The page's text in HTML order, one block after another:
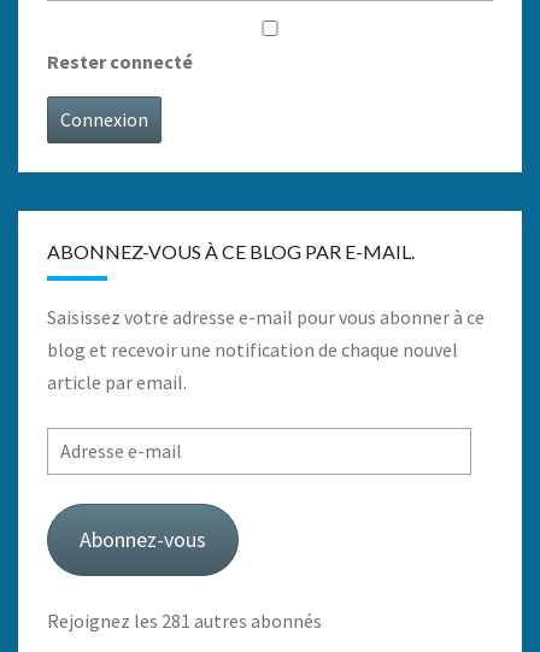
Rester connecté
Connexion
ABONNEZ-VOUS À CE BLOG PAR E-MAIL.
Saisissez votre adresse e-mail pour vous abonner à ce
blog et recevoir une notification de chaque nouvel
article par email.
Adresse
e-
mail
Abonnez-vous
Rejoignez les 281 autres abonnés